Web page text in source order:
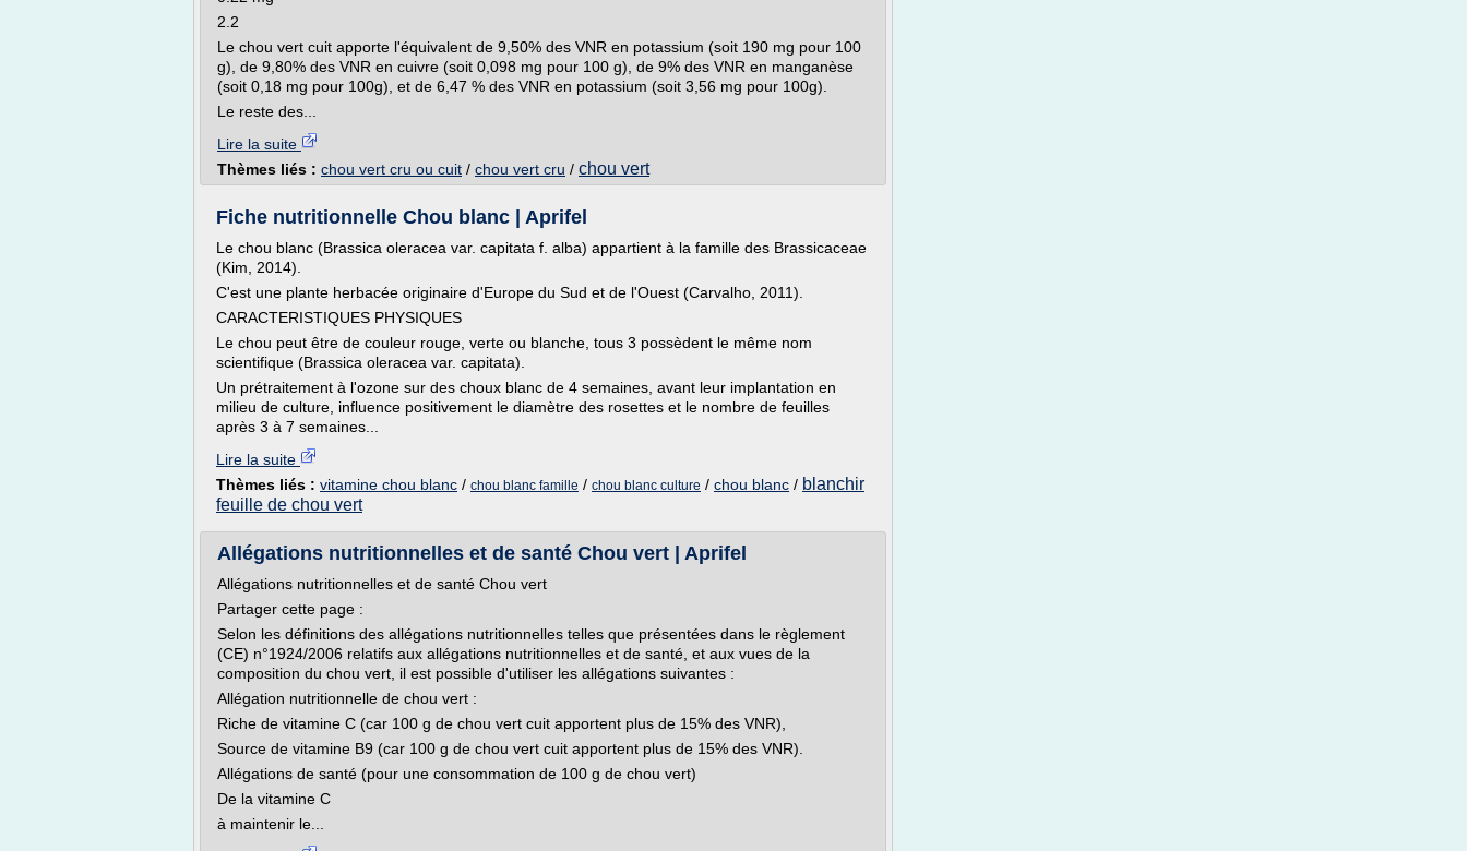
2.2
Le chou vert cuit apporte l'équivalent de 9,50% des VNR en potassium (soit 190 mg pour 100
g), de 9,80% des VNR en cuivre (soit 0,098 mg pour 100 g), de 9% des VNR en manganèse
(soit 0,18 mg pour 100g), et de 6,47 % des VNR en potassium (soit 3,56 mg pour 100g).
Le reste des...
Lire la suite
Thèmes liés : chou vert cru ou cuit / chou vert cru / chou vert
Fiche nutritionnelle Chou blanc | Aprifel
Le chou blanc (Brassica oleracea var. capitata f. alba) appartient à la famille des Brassicaceae
(Kim, 2014).
C'est une plante herbacée originaire d'Europe du Sud et de l'Ouest (Carvalho, 2011).
CARACTERISTIQUES PHYSIQUES
Le chou peut être de couleur rouge, verte ou blanche, tous 3 possèdent le même nom
scientifique (Brassica oleracea var. capitata).
Un prétraitement à l'ozone sur des choux blanc de 4 semaines, avant leur implantation en
milieu de culture, influence positivement le diamètre des rosettes et le nombre de feuilles
après 3 à 7 semaines...
Lire la suite
Thèmes liés : vitamine chou blanc / chou blanc famille / chou blanc culture / chou blanc / blanchir
feuille de chou vert
Allégations nutritionnelles et de santé Chou vert | Aprifel
Allégations nutritionnelles et de santé Chou vert
Partager cette page :
Selon les définitions des allégations nutritionnelles telles que présentées dans le règlement
(CE) n°1924/2006 relatifs aux allégations nutritionnelles et de santé, et aux vues de la
composition du chou vert, il est possible d'utiliser les allégations suivantes :
Allégation nutritionnelle de chou vert :
Riche de vitamine C (car 100 g de chou vert cuit apportent plus de 15% des VNR),
Source de vitamine B9 (car 100 g de chou vert cuit apportent plus de 15% des VNR).
Allégations de santé (pour une consommation de 100 g de chou vert)
De la vitamine C
à maintenir le...